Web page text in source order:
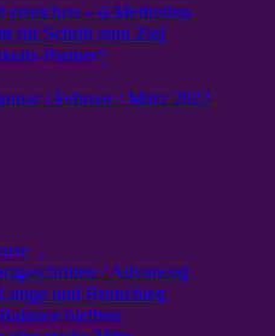
erreichen – 6 Methoden
für Schritt zum Ziel
Partner“
/ Februar / März 2022
/ Advanced
und Bronchien
bleiben